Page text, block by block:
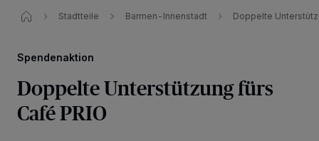
Stadtteile Barmen-Innenstadt Doppelte
Spendenaktion
Doppelte Unterstützung fürs
Café PRIO